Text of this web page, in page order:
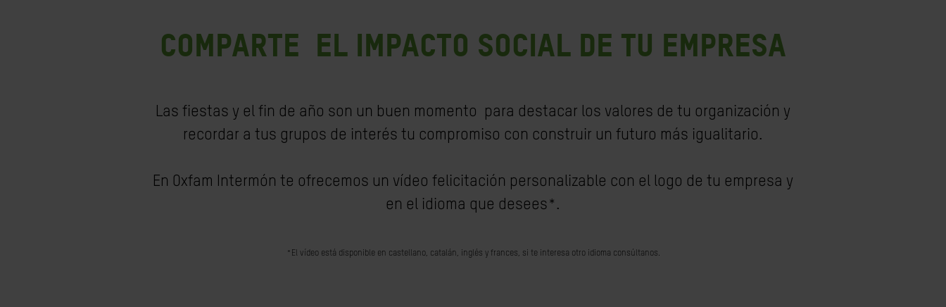
COMPARTE EL IMPACTO SOCIAL DE TU EMPRESA
Las fiestas y el fin de año son un buen momento para destacar los valores de tu organización y
recordar a tus grupos de interés tu compromiso con construir un futuro más igualitario.
En Oxfam Intermón te ofrecemos un vídeo felicitación personalizable con el logo de tu empresa y
en el idioma que desees*.
*El vídeo está disponible en castellano, catalán, inglés y frances, si te interesa otro idioma consúltanos.